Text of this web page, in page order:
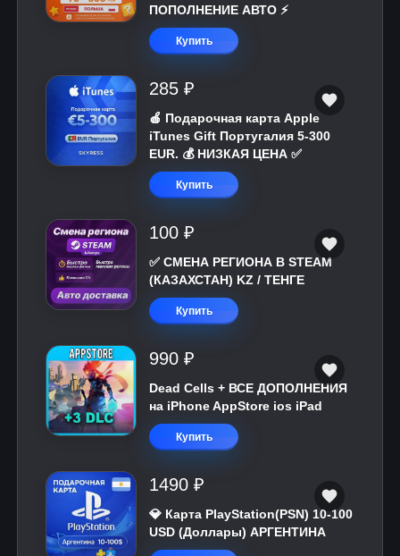
ПОПОЛНЕНИЕ АВТО ⚡
Купить
285 ₽
🍎 Подарочная карта Apple
iTunes Gift Португалия 5-300
EUR. 💰 НИЗКАЯ ЦЕНА ✅
Купить
100 ₽
✅ СМЕНА РЕГИОНА В STEAM
(КАЗАХСТАН) KZ / ТЕНГЕ
Купить
990 ₽
Dead Cells + ВСЕ ДОПОЛНЕНИЯ
на iPhone AppStore ios iPad
Купить
1490 ₽
💎 Карта PlayStation(PSN) 10-100
USD (Доллары) АРГЕНТИНА